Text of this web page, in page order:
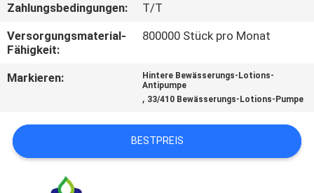
MIT
UNS
NEUIGKEITEN
BITTE UM
EIN
ANGEBOT
Zahlungsbedingungen:
T/T
Versorgungsmaterial-
Fähigkeit:
800000 Stück pro Monat
Markieren:
Hintere Bewässerungs-Lotions-
Antipumpe
, 33/410 Bewässerungs-Lotions-Pumpe
BESTPREIS